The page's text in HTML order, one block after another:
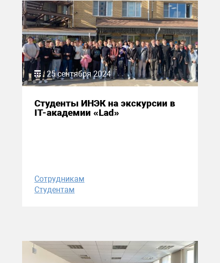
25 сентября 2024
Студенты ИНЭК на экскурсии в
IT-академии «Lad»
Сотрудникам
Студентам